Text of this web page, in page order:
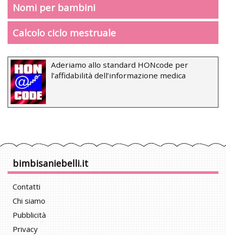
Nomi per bambini
Calcolo ciclo mestruale
Aderiamo allo standard HONcode per
l’affidabilità dell’informazione medica
bimbisaniebelli.it
Contatti
Chi siamo
Pubblicità
Privacy